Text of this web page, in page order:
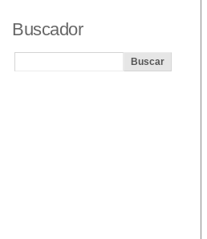
Buscador